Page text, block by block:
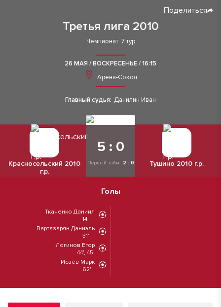
Третья лига 2010
Поделиться
Чемпионат. 7 тур
26 МАЯ / ВОСКРЕСЕНЬЕ / 16:15
Арена-Сокол
Главный судья: Данилин Иван
Красносельский 2010
г.р.
5 : 0
Первый тайм: 2 : 0 Тушино 2010 г.р.
Голы
Ткаченко Даниил
14'
Вартазарян Даниэль
31'
Логинов Егор
44', 45'
Исаев Марк
62'